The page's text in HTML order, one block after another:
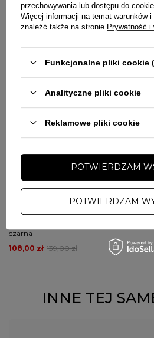
Marka Capslab
Symbol 28943
KOBIETA
wymaganych przepisami
PYTANIA O PRODUKT
WYBRANE
PRZECENA
PROSTO
czarna
139,00 zł
108,00 zł
INNE TEJ
przechowywania lub dostępu do
Więcej informacji na temat warunków
znaleźć także na stronie Prywatność i
Funkcjonalne pliki cookie
Analityczne pliki cookie
Reklamowe pliki cookie
POTWIERDZAM
POTWIERDZAM